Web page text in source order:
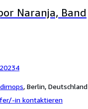
Naranja, Band
, Berlin, Deutschland
in kontaktieren